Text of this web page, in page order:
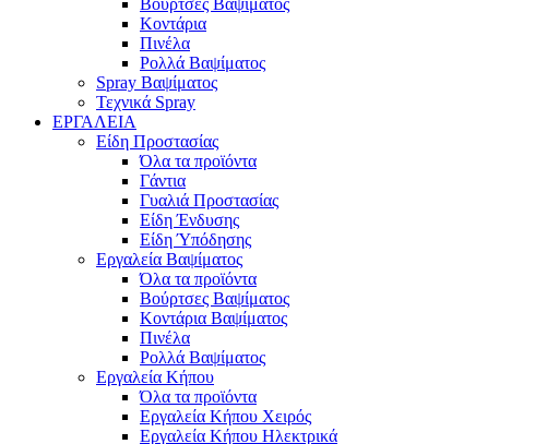
Κοντάρια
Πινέλα
Ρολλά Βαψίματος
Spray Βαψίματος
Τεχνικά Spray
ΕΡΓΑΛΕΙΑ
Είδη Προστασίας
Όλα τα προϊόντα
Γάντια
Γυαλιά Προστασίας
Είδη Ένδυσης
Είδη Ύπόδησης
Εργαλεία Βαψίματος
Όλα τα προϊόντα
Βούρτσες Βαψίματος
Κοντάρια Βαψίματος
Πινέλα
Ρολλά Βαψίματος
Εργαλεία Κήπου
Όλα τα προϊόντα
Εργαλεία Κήπου Χειρός
Εργαλεία Κήπου Ηλεκτρικά